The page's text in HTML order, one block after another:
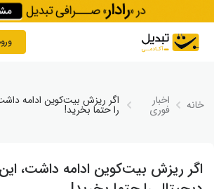
Skip to content
خانه اخبار
فوری
اگر ریزش بیت‌کوین ادامه
را حتما بخرید!
اگر ریزش بیت‌کوین ادامه داشت،